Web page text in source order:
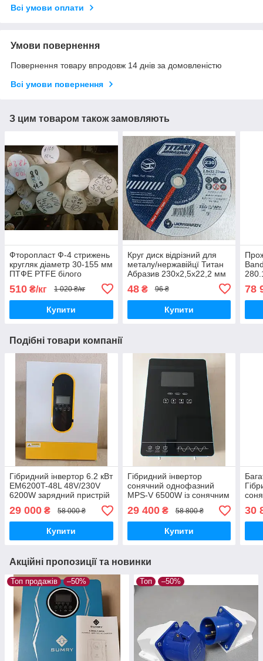
Всі умови оплати
Умови повернення
Повернення товару впродовж 14 днів за домовленістю
Всі умови повернення
З цим товаром також замовляють
Фторопласт Ф-4 стрижень
кругляк діаметр 30-155 мм
ПТФЕ PTFE білого
кольору є різна довжина
можлива порізка
510 ₴/кг 1 020 ₴/кг
Купити
Круг диск відрізний для
металу/нержавійцї Титан
Абразив 230х2,5х22,2 мм
48₴ 96 ₴
Купити
78
Подібні товари компанії
Гібридний інвертор 6.2 кВт
EM6200T-48L 48V/230V
6200W зарядний пристрій
контролер для сонячних
панелей
29 000 ₴ 58 000 ₴
Купити
Гібридний інвертор
сонячний однофазний
MPS-V 6500W із сонячним
контролером 130 A MPPT
6.5 кВт 48В скляний
сенсорний екран
29 400₴ 58 800 ₴
Купити
30
Акційні пропозиції та новинки
Топ продажів –50% Топ –50%